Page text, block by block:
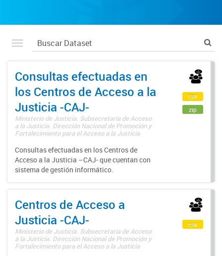
Consultas efectuadas en
los Centros de Acceso a la
Justicia -CAJ-
Ministerio de Justicia. Subsecretaría de Acceso
a la Justicia. Dirección Nacional de Promoción y
Fortalecimiento para el Acceso a la Justicia
Consultas efectuadas en los Centros de
Acceso a la Justicia –CAJ- que cuentan con
sistema de gestión informático.
csv
zip
Centros de Acceso a
Justicia -CAJ-
Ministerio de Justicia. Subsecretaría de Acceso
a la Justicia. Dirección Nacional de Promoción y
Fortalecimiento para el Acceso a la Justicia
csv